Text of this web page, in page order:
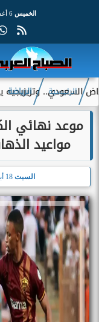
الخميس
وتريزيجيه يقترب
الرئيسية الرياضة
مواعيد
السبت